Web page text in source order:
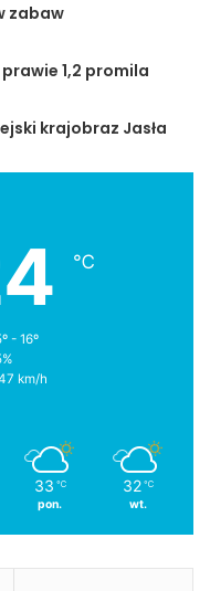
zabaw
1,2 promila
krajobraz Jasła
℃
- 16º
km/h
33 ℃
pon.
32 ℃
wt.